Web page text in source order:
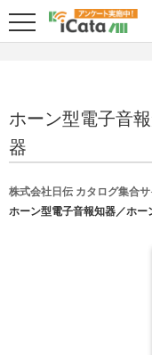
ホーン型電子音
器
株式会社日伝 カタログ集合
ホーン型電子音報知器／ホー